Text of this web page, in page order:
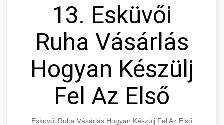
13. Esküvői
Ruha Vásárlás
Hogyan Készülj
Fel Az Első
Esküvői Ruha Vásárlás Hogyan Készülj Fel Az Első